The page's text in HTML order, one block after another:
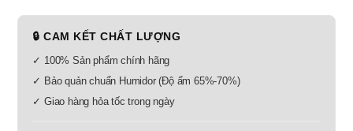
🔒 CAM KẾT CHẤT LƯỢNG
✓ 100% Sản phẩm chính hãng
✓ Bảo quản chuẩn Humidor (Độ ẩm 65%-70%)
✓ Giao hàng hỏa tốc trong ngày